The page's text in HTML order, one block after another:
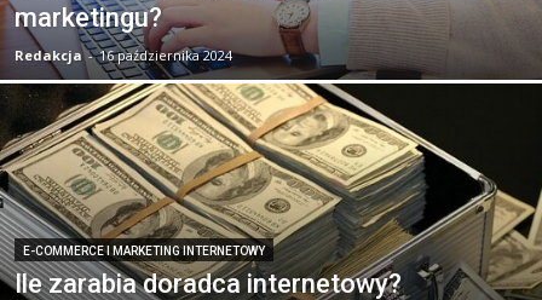
marketingu?
Redakcja - 16 października 2024
E-COMMERCE I MARKETING INTERNETOWY
Ile zarabia doradca internetowy?